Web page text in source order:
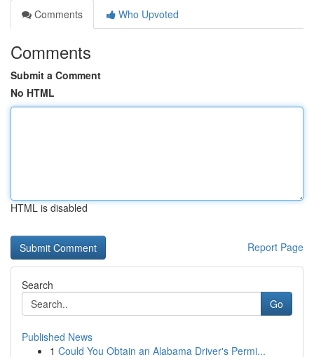
Comments
Who Upvoted
Comments
Submit a Comment
No HTML
HTML is disabled
Report Page
Search
Go
Published News
1 Could You Obtain an Alabama Driver's Permi...